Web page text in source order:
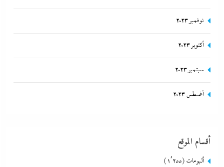
نوفمبر 2023
أكتوبر 2023
سبتمبر 2023
أغسطس 2023
أقسام الموقع
ألبومات (1٬255)